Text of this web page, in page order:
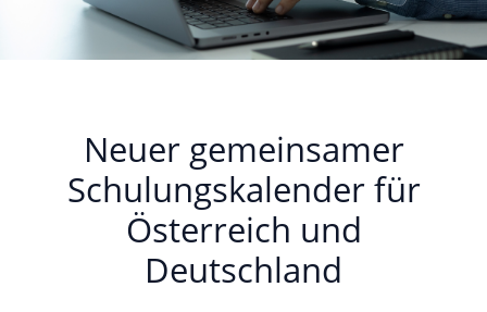
Neuer gemeinsamer
Schulungskalender für
Österreich und
Deutschland